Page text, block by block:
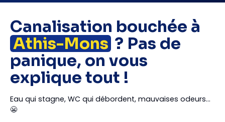
Canalisation bouchée à
Athis-Mons ? Pas de
panique, on vous
explique tout !
Eau qui stagne, WC qui débordent, mauvaises odeurs…
😬